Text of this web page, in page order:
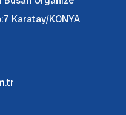
Karatay/KONYA